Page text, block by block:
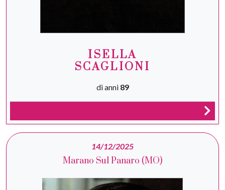
ISELLA
SCAGLIONI
di anni 89
14/12/2025
Marano Sul Panaro (MO)